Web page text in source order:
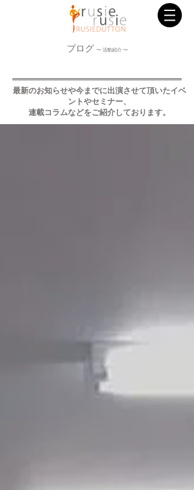
ブログ 〜 活動紹介 〜
最新のお知らせや今までに出演させて頂いたイベ
ントやセミナー、
連載コラムなどをご紹介しております。